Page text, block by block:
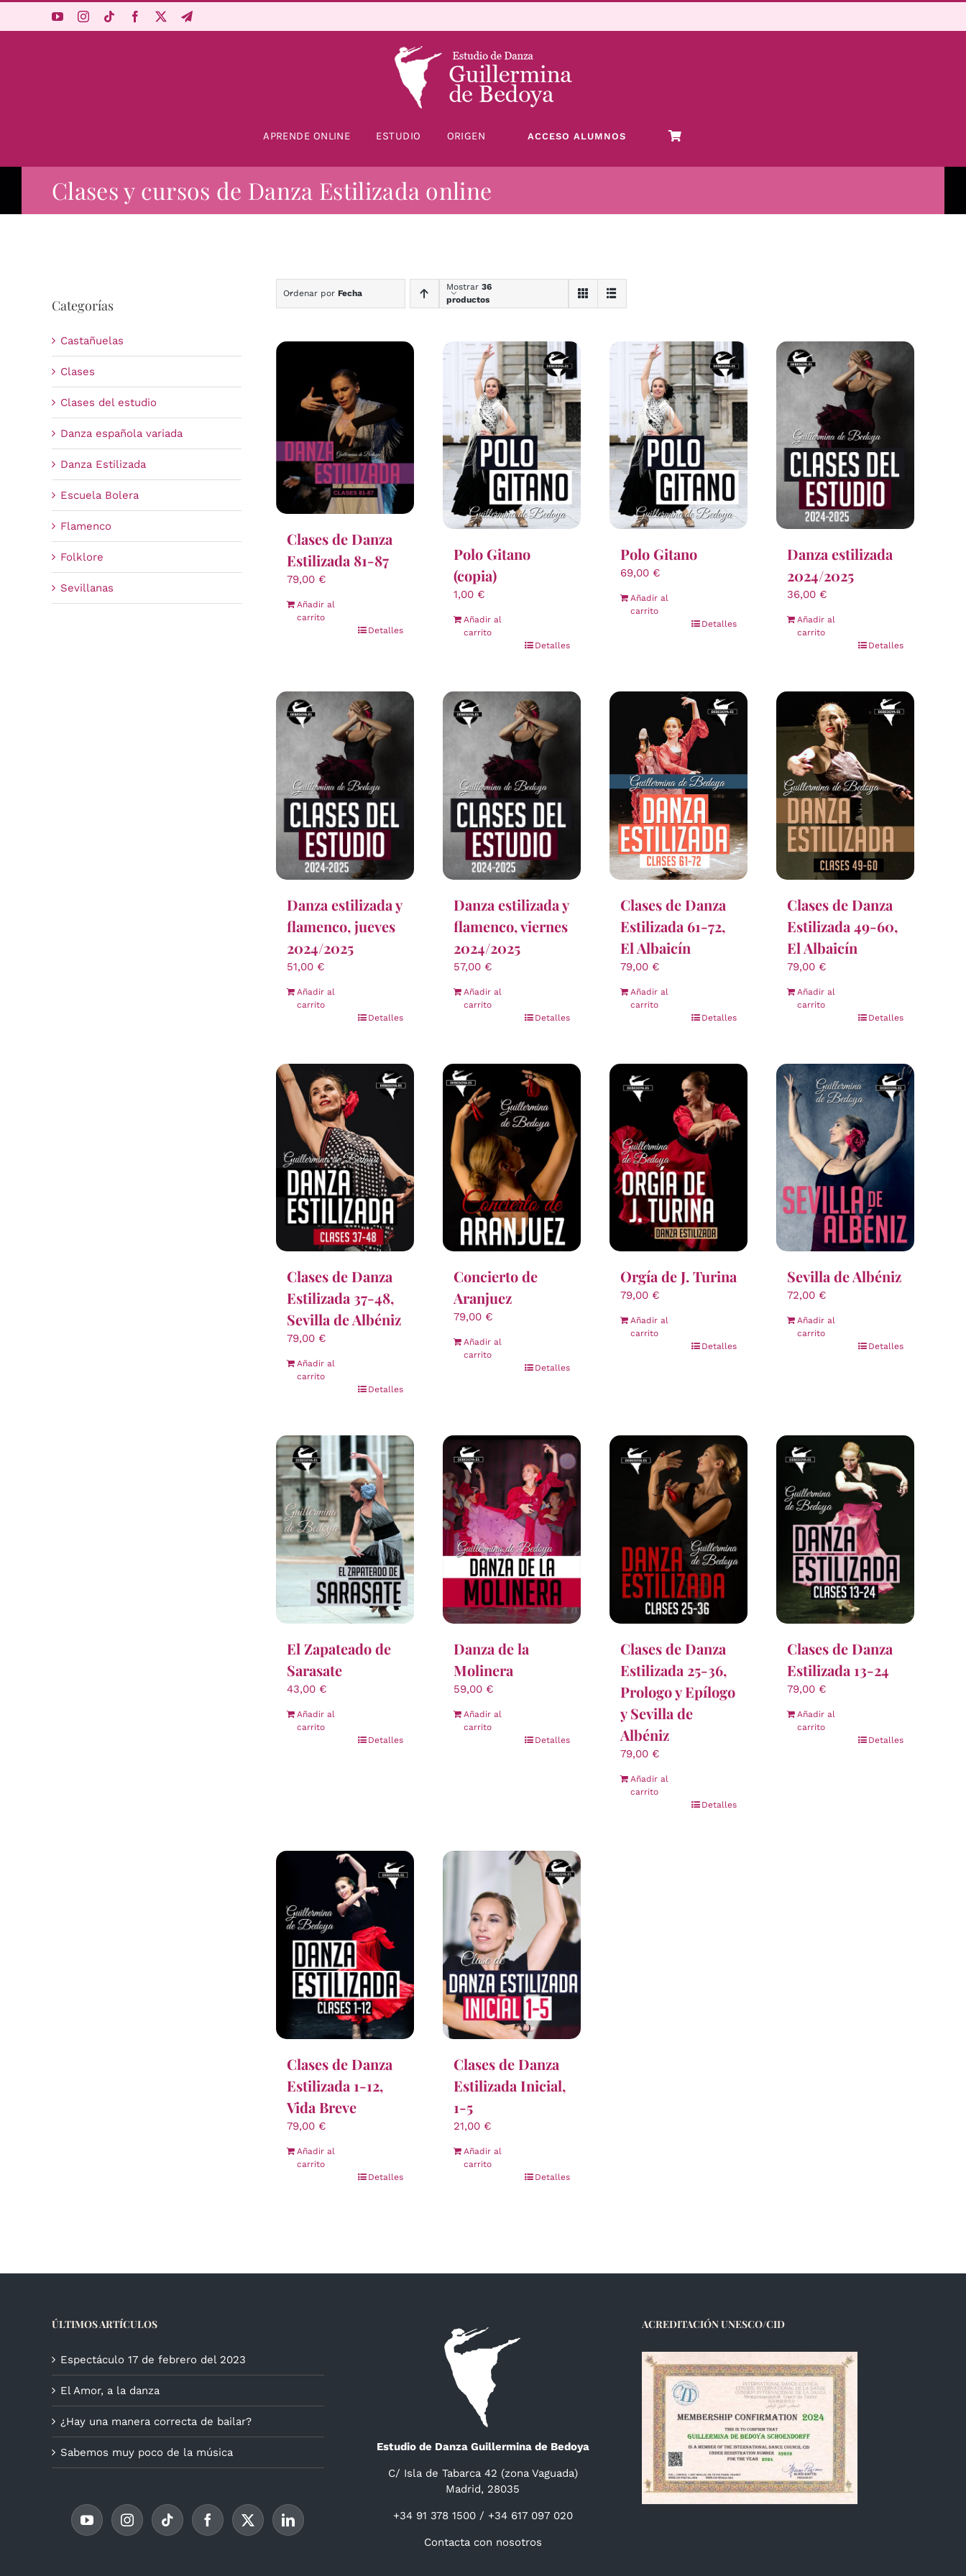
APRENDE ONLINE ESTUDIO ORIGEN ACCESO ALUMNOS
Clases y cursos de Danza Estilizada online
Categorías
Castañuelas
Clases
Clases del estudio
Danza española variada
Danza Estilizada
Escuela Bolera
Flamenco
Folklore
Sevillanas
Ordenar por Fecha
Mostrar 36
productos
Clases de Danza
Estilizada 81-87
79,00 €
Añadir al
carrito
Detalles
Polo Gitano
(copia)
1,00 €
Añadir al
carrito
Detalles
Polo Gitano
69,00 €
Añadir al
carrito
Detalles
Danza estilizada
2024/2025
36,00 €
Añadir al
carrito
Detalles
Danza estilizada y
flamenco, jueves
2024/2025
51,00 €
Añadir al
carrito
Detalles
Danza estilizada y
flamenco, viernes
2024/2025
57,00 €
Añadir al
carrito
Detalles
Clases de Danza
Estilizada 61-72,
El Albaicín
79,00 €
Añadir al
carrito
Detalles
Clases de Danza
Estilizada 49-60,
El Albaicín
79,00 €
Añadir al
carrito
Detalles
Clases de Danza
Estilizada 37-48,
Sevilla de Albéniz
79,00 €
Añadir al
carrito
Detalles
Concierto de
Aranjuez
79,00 €
Añadir al
carrito
Detalles
Orgía de J. Turina
79,00 €
Añadir al
carrito
Detalles
Sevilla de Albéniz
72,00 €
Añadir al
carrito
Detalles
El Zapateado de
Sarasate
43,00 €
Añadir al
carrito
Detalles
Danza de la
Molinera
59,00 €
Añadir al
carrito
Detalles
Clases de Danza
Estilizada 25-36,
Prologo y Epílogo
y Sevilla de
Albéniz
79,00 €
Añadir al
carrito
Detalles
Clases de Danza
Estilizada 13-24
79,00 €
Añadir al
carrito
Detalles
Clases de Danza
Estilizada 1-12,
Vida Breve
79,00 €
Añadir al
carrito
Detalles
Clases de Danza
Estilizada Inicial,
1-5
21,00 €
Añadir al
carrito
Detalles
ÚLTIMOS ARTÍCULOS
Espectáculo 17 de febrero del 2023
El Amor, a la danza
¿Hay una manera correcta de bailar?
Sabemos muy poco de la música Estudio de Danza Guillermina de Bedoya
C/ Isla de Tabarca 42 (zona Vaguada)
Madrid, 28035
+34 91 378 1500 / +34 617 097 020
Contacta con nosotros
ACREDITACIÓN UNESCO/CID